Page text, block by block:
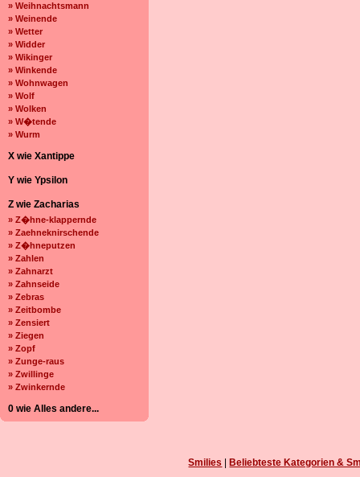
» Weihnachtsmann
» Weinende
» Wetter
» Widder
» Wikinger
» Winkende
» Wohnwagen
» Wolf
» Wolken
» W�tende
» Wurm
X wie Xantippe
Y wie Ypsilon
Z wie Zacharias
» Z�hne-klappernde
» Zaehneknirschende
» Z�hneputzen
» Zahlen
» Zahnarzt
» Zahnseide
» Zebras
» Zeitbombe
» Zensiert
» Ziegen
» Zopf
» Zunge-raus
» Zwillinge
» Zwinkernde
0 wie Alles andere...
Smilies Beliebteste Kategorien &